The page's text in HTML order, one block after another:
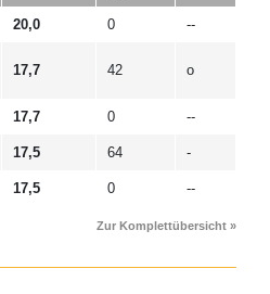
20,0 0 --
17,7 42 o
17,7 0 --
17,5 64 -
17,5 0 --
Zur Komplettübersicht »